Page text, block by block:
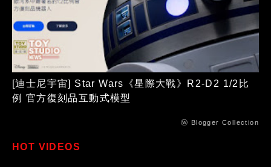
[迪士尼宇宙] Star Wars《星際大戰》R2-D2 1/2比
例 官方復刻品互動式模型
ⓦ Blogger Collection
HOT VIDEOS